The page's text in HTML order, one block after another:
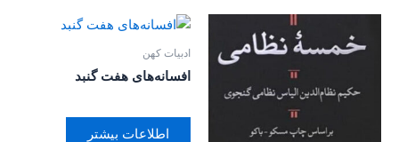
ادبیات کهن
افسانه‌‌های هفت گنبد
اطلاعات بیشتر